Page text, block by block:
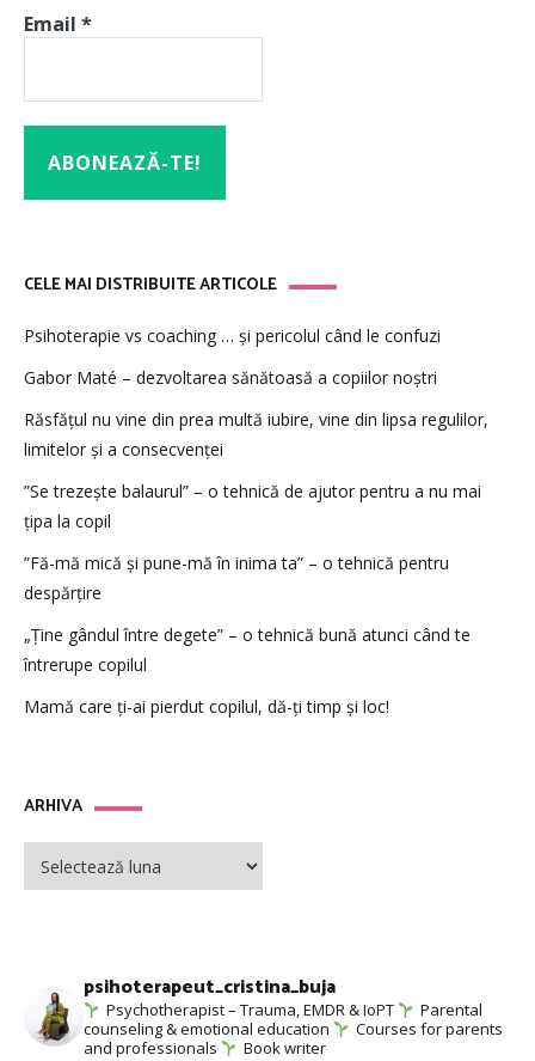
Email *
CELE MAI DISTRIBUITE ARTICOLE
Psihoterapie vs coaching … și pericolul când le confuzi
Gabor Maté – dezvoltarea sănătoasă a copiilor noștri
Răsfățul nu vine din prea multă iubire, vine din lipsa regulilor,
limitelor și a consecvenței
”Se trezește balaurul” – o tehnică de ajutor pentru a nu mai
țipa la copil
”Fă-mă mică și pune-mă în inima ta” – o tehnică pentru
despărțire
„Ține gândul între degete” – o tehnică bună atunci când te
întrerupe copilul
Mamă care ți-ai pierdut copilul, dă-ți timp și loc!
ARHIVAARHIVA
psihoterapeut_cristina_buja
Psychotherapist – Trauma, EMDR & IoPT
Parental
counseling & emotional education
Courses for parents
and professionals
Book writer